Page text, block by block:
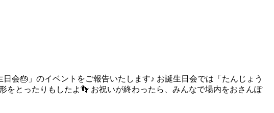
会🎂」のイベントをご報告いたします♪ お誕生日会では「たんじょう
をとったりもしたよ👣 お祝いが終わったら、みんなで場内をおさんぽ